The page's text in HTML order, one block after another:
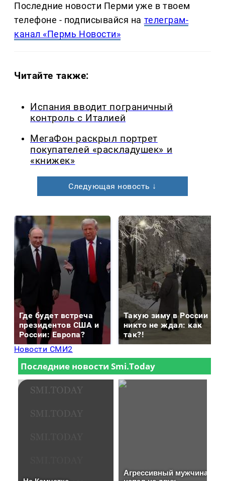
Последние новости Перми уже в твоем
телефоне - подписывайся на телеграм-
канал «Пермь Новости»
Читайте также:
Испания вводит пограничный
контроль с Италией
МегаФон раскрыл портрет
покупателей «раскладушек» и
«книжек»
Следующая новость ↓
Где будет встреча
президентов США и
России: Европа?
Такую зиму в России
никто не ждал: как
так?!
Новости СМИ2